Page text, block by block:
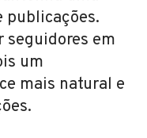
publicações.
seguidores em
um
mais natural e